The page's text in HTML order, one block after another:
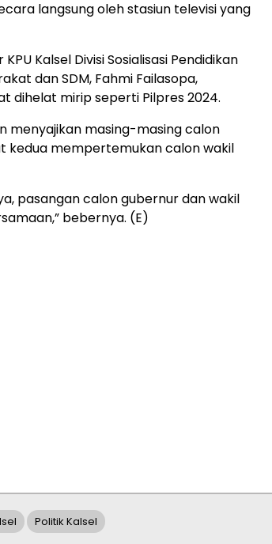
langsung oleh stasiun televisi yang
Kalsel Divisi Sosialisasi Pendidikan
dan SDM, Fahmi Failasopa,
dihelat mirip seperti Pilpres 2024.
menyajikan masing-masing calon
kedua mempertemukan calon wakil
pasangan calon gubernur dan wakil
bebernya. (E)
Politik Kalsel